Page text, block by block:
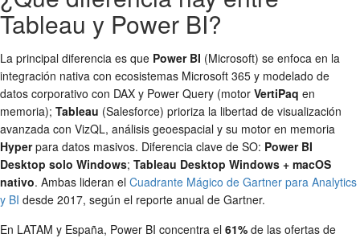
Tableau y Power BI?
La principal diferencia es que Power BI (Microsoft) se enfoca en la
integración nativa con ecosistemas Microsoft 365 y modelado de
datos corporativo con DAX y Power Query (motor VertiPaq en
memoria); Tableau (Salesforce) prioriza la libertad de visualización
avanzada con VizQL, análisis geoespacial y su motor en memoria
Hyperpara datos masivos. Diferencia clave de SO: Power BI
Desktop solo Windows; Tableau Desktop Windows + macOS
nativo. Ambas lideran el Cuadrante Mágico de Gartner para Analytics
y BI desde 2017, según el reporte anual de Gartner.
En LATAM y España, Power BI concentra el 61% de las ofertas de